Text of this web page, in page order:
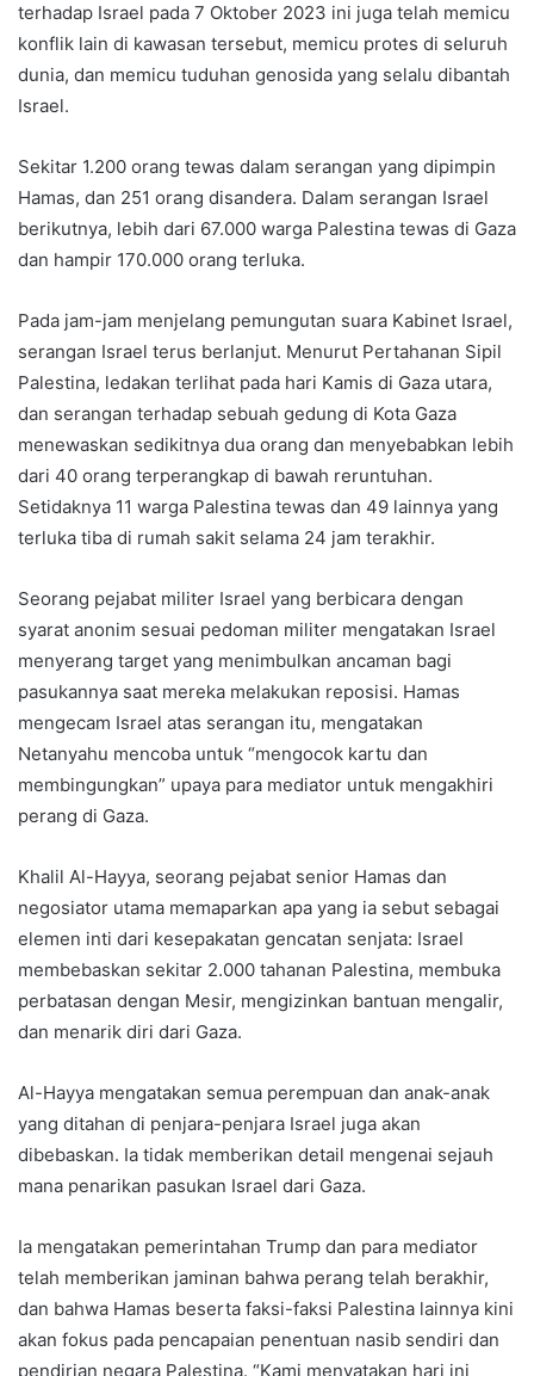
terhadap Israel pada 7 Oktober 2023 ini juga telah memicu
konflik lain di kawasan tersebut, memicu protes di seluruh
dunia, dan memicu tuduhan genosida yang selalu dibantah
Israel.
Sekitar 1.200 orang tewas dalam serangan yang dipimpin
Hamas, dan 251 orang disandera. Dalam serangan Israel
berikutnya, lebih dari 67.000 warga Palestina tewas di Gaza
dan hampir 170.000 orang terluka.
Pada jam-jam menjelang pemungutan suara Kabinet Israel,
serangan Israel terus berlanjut. Menurut Pertahanan Sipil
Palestina, ledakan terlihat pada hari Kamis di Gaza utara,
dan serangan terhadap sebuah gedung di Kota Gaza
menewaskan sedikitnya dua orang dan menyebabkan lebih
dari 40 orang terperangkap di bawah reruntuhan.
Setidaknya 11 warga Palestina tewas dan 49 lainnya yang
terluka tiba di rumah sakit selama 24 jam terakhir.
Seorang pejabat militer Israel yang berbicara dengan
syarat anonim sesuai pedoman militer mengatakan Israel
menyerang target yang menimbulkan ancaman bagi
pasukannya saat mereka melakukan reposisi. Hamas
mengecam Israel atas serangan itu, mengatakan
Netanyahu mencoba untuk “mengocok kartu dan
membingungkan” upaya para mediator untuk mengakhiri
perang di Gaza.
Khalil Al-Hayya, seorang pejabat senior Hamas dan
negosiator utama memaparkan apa yang ia sebut sebagai
elemen inti dari kesepakatan gencatan senjata: Israel
membebaskan sekitar 2.000 tahanan Palestina, membuka
perbatasan dengan Mesir, mengizinkan bantuan mengalir,
dan menarik diri dari Gaza.
Al-Hayya mengatakan semua perempuan dan anak-anak
yang ditahan di penjara-penjara Israel juga akan
dibebaskan. Ia tidak memberikan detail mengenai sejauh
mana penarikan pasukan Israel dari Gaza.
Ia mengatakan pemerintahan Trump dan para mediator
telah memberikan jaminan bahwa perang telah berakhir,
dan bahwa Hamas beserta faksi-faksi Palestina lainnya kini
akan fokus pada pencapaian penentuan nasib sendiri dan
pendirian negara Palestina. “Kami menyatakan hari ini